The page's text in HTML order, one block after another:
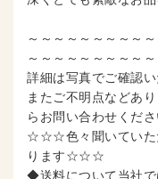
～～～～～～～～～
～～～～～～～～～～
詳細は写真でご確認
またご不明点などあ
らお問い合わせくださ
☆☆☆色々聞いていた
ります☆☆☆
◆送料について当社で